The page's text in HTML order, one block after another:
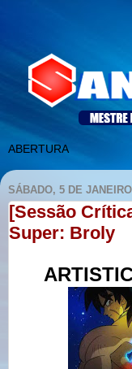
SÁBADO, 5 DE
[Sessão
Super: Broly